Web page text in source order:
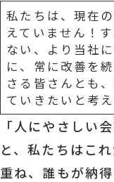
私たちは、現在
えていません！
ない、より当社
に、常に改善を
さる皆さんとも
ていきたいと考え
「人にやさしい
と、私たちはこ
重ね、誰もが納